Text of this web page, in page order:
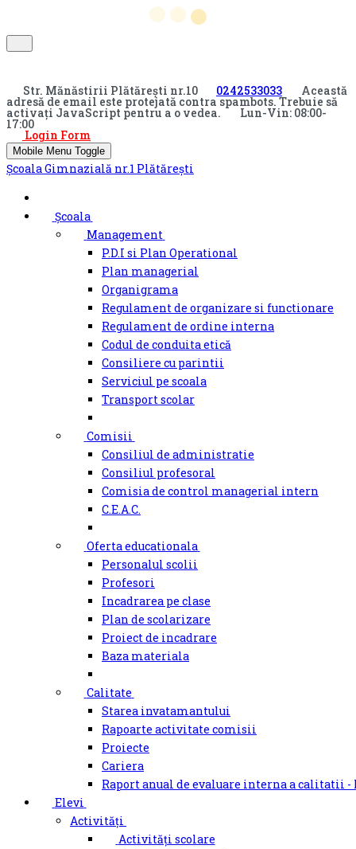
Str. Mănăstirii Plătărești nr.10 0242533033 Această
adresă de email este protejată contra spambots. Trebuie să
activați JavaScript pentru a o vedea. Lun-Vin: 08:00-
17:00
Login Form
Mobile Menu Toggle
Şcoala Gimnazială nr.1 Plătărești
Școala
Management
P.D.I si Plan Operational
Plan managerial
Organigrama
Regulament de organizare si functionare
Regulament de ordine interna
Codul de conduita etică
Consiliere cu parintii
Serviciul pe scoala
Transport scolar
Comisii
Consiliul de administratie
Consiliul profesoral
Comisia de control managerial intern
C.E.A.C.
Oferta educationala
Personalul scolii
Profesori
Incadrarea pe clase
Plan de scolarizare
Proiect de incadrare
Baza materiala
Calitate
Starea invatamantului
Rapoarte activitate comisii
Proiecte
Cariera
Raport anual de evaluare interna a calitatii -
Elevi
Activități
Activități scolare